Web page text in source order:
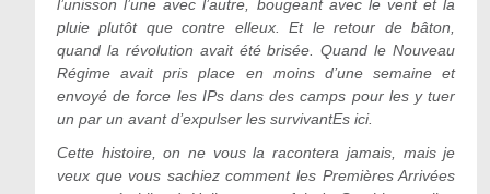
l’unisson l’une avec l’autre, bougeant avec le vent et la
pluie plutôt que contre elleux. Et le retour de bâton,
quand la révolution avait été brisée. Quand le Nouveau
Régime avait pris place en moins d’une semaine et
envoyé de force les IPs dans des camps pour les y tuer
un par un avant d’expulser les survivantEs ici.
Cette histoire, on ne vous la racontera jamais, mais je
veux que vous sachiez comment les Premières Arrivées